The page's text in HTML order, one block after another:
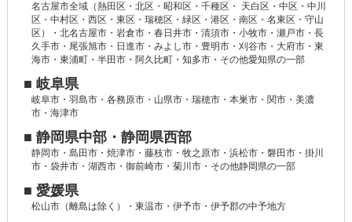
名古屋市全域（熱田区・北区・昭和区・千種区・ 天白区・中区・中川
区・中村区・西区・東区・瑞穂区・緑区・港区・南区・名東区・守山
区）・北名古屋市・岩倉市・春日井市・清須市・小牧市・瀬戸市・長
久手市・尾張旭市・日進市・みよし市・豊明市・刈谷市・大府市・東
海市・東浦町・半田市・阿久比町・知多市・その他愛知県の一部
■ 岐阜県
岐阜市・羽島市・各務原市・山県市・瑞穂市・本巣市・関市・美濃
市・海津市
■ 静岡県中部・静岡県西部
静岡市・島田市・焼津市・藤枝市・牧之原市・浜松市・磐田市・掛川
市・袋井市・湖西市・御前崎市・菊川市・その他静岡県の一部
■ 愛媛県
松山市（離島は除く）・東温市・伊予市・伊予郡の中予地方